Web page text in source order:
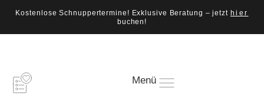
Kostenlose Schnuppertermine! Exklusive Beratung – jetzt hier
buchen!
Menü